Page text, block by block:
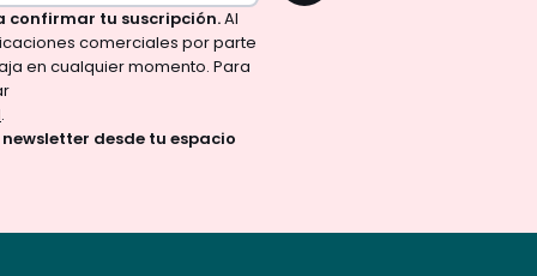
confirmar tu suscripción.Al
comerciales por parte
en cualquier momento. Para
.
desde tu espacio